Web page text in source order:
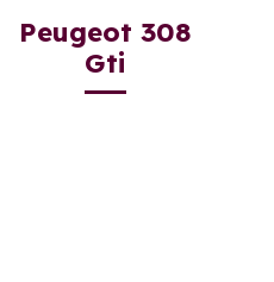
Peugeot 308
Gti